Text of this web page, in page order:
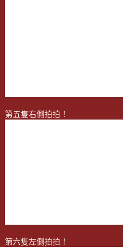
第五隻右側拍拍！
第六隻左側拍拍！